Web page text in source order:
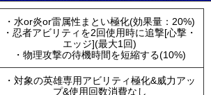
・水or炎or雷属性まとい極化(効果量：20%)
・忍者アビリティを2回使用時に追撃[心撃・
エッジ](最大1回)
・物理攻撃の待機時間を短縮する(10%)
・対象の英雄専用アビリティ極化&威力アッ
プ&使用回数消費なし